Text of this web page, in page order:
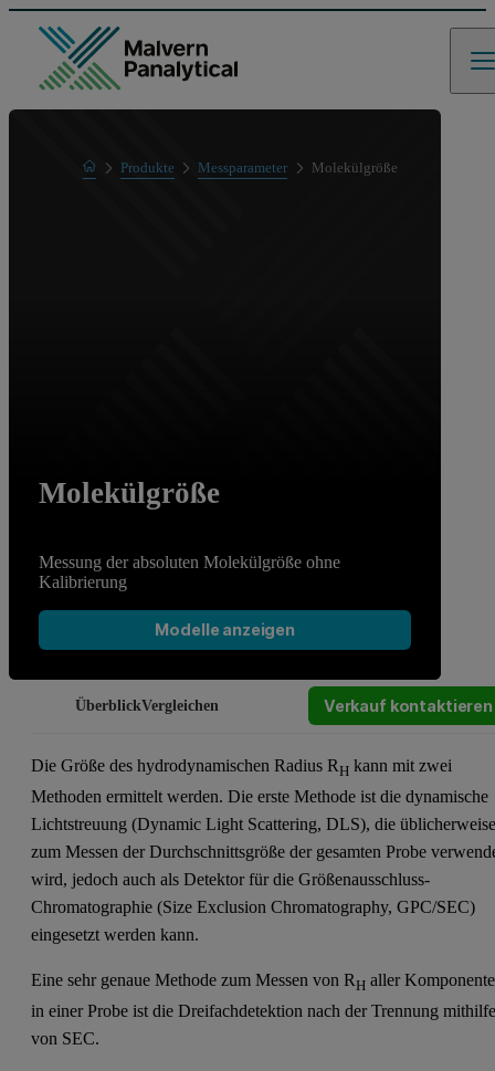
HomeProdukte Messparameter Molekülgröße
Molekülgröße
Messung der absoluten Molekülgröße ohne
Kalibrierung
Modelle anzeigen
ÜberblickVergleichen Verkauf kontaktieren
Die Größe des hydrodynamischen Radius RH kann mit zwei
Methoden ermittelt werden. Die erste Methode ist die dynamische
Lichtstreuung (Dynamic Light Scattering, DLS), die
zum Messen der Durchschnittsgröße der gesamten Probe
wird, jedoch auch als Detektor für die Größenausschluss-
Chromatographie (Size Exclusion Chromatography, GPC/SEC)
eingesetzt werden kann.
Eine sehr genaue Methode zum Messen von RH aller
in einer Probe ist die Dreifachdetektion nach der Trennung
von SEC.